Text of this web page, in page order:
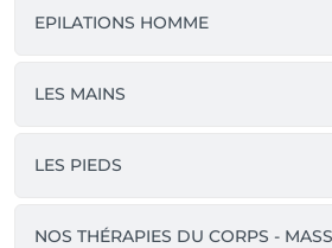
EPILATIONS HOMME
LES MAINS
LES PIEDS
NOS THÉRAPIES DU CORPS -